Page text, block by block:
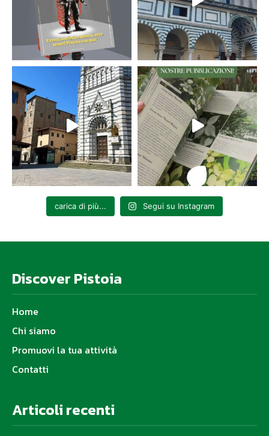
carica di più... Segui su Instagram
Discover Pistoia
Home
Chi siamo
Promuovi la tua attività
Contatti
Articoli recenti